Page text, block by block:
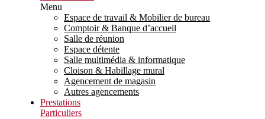
Menu
Espace de travail & Mobilier de bureau
Comptoir & Banque d’accueil
Salle de réunion
Espace détente
Salle multimédia & informatique
Cloison & Habillage mural
Agencement de magasin
Autres agencements
Prestations
Particuliers